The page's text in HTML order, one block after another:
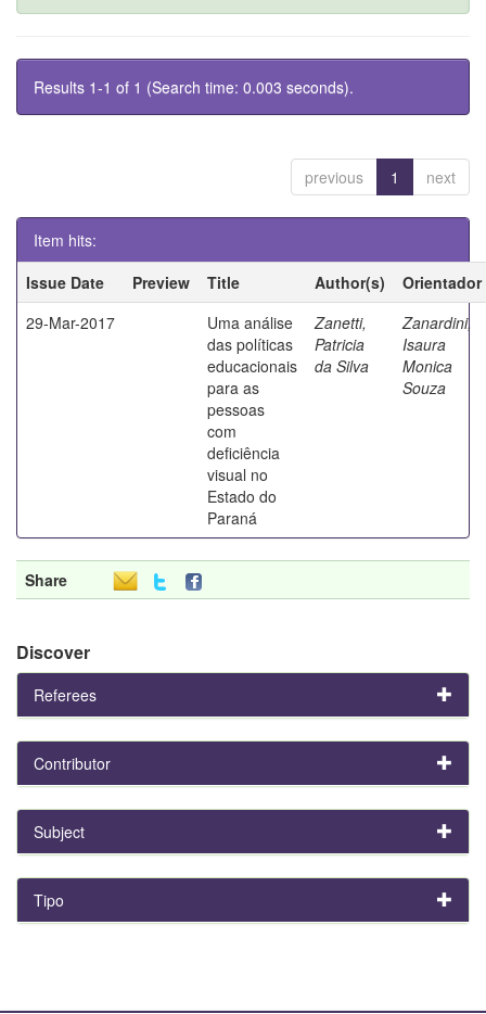
Results 1-1 of 1 (Search time: 0.003 seconds).
previous 1 next
Item hits:
Issue Date
Preview Title Author(s)
Orientador
29-Mar-2017
Uma análise
das políticas
educacionais
para as
pessoas
com
deficiência
visual no
Estado do
Paraná
Zanetti,
Patricia
da Silva
Zanardini,
Isaura
Monica
Souza
Share
Discover
Referees
Contributor
Subject
Tipo